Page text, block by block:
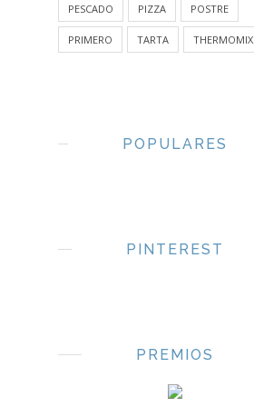
PESCADO PIZZA POSTRE
PRIMERO TARTA THERMOMIX
POPULARES
PINTEREST
PREMIOS